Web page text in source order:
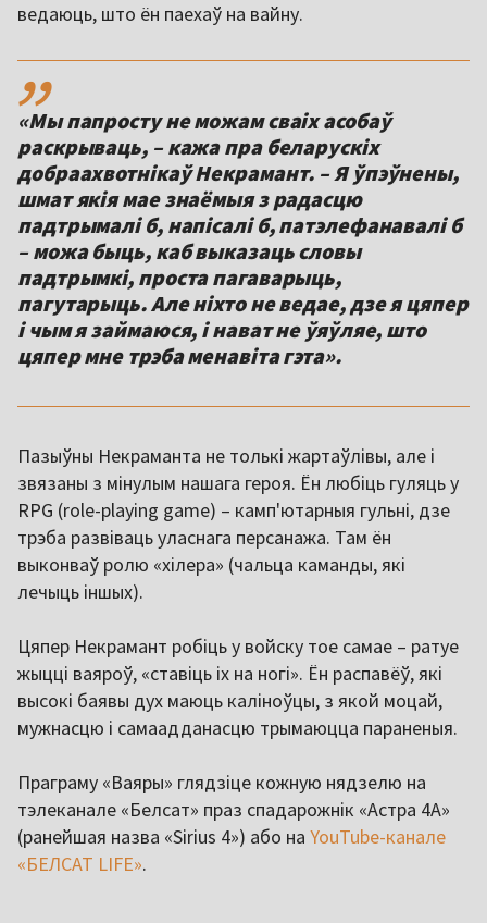
ведаюць, што ён паехаў на вайну.
,,
«Мы папросту не можам сваіх асобаў
раскрываць, – кажа пра беларускіх
добраахвотнікаў Некрамант. – Я ўпэўнены,
шмат якія мае знаёмыя з радасцю
падтрымалі б, напісалі б, патэлефанавалі б
– можа быць, каб выказаць словы
падтрымкі, проста пагаварыць,
пагутарыць. Але ніхто не ведае, дзе я цяпер
і чым я займаюся, і нават не ўяўляе, што
цяпер мне трэба менавіта гэта».
Пазыўны Некраманта не толькі жартаўлівы, але і
звязаны з мінулым нашага героя. Ён любіць гуляць у
RPG (role-playing game) – камп'ютарныя гульні, дзе
трэба развіваць уласнага персанажа. Там ён
выконваў ролю «хілера» (чальца каманды, які
лечыць іншых).
Цяпер Некрамант робіць у войску тое самае – ратуе
жыцці ваяроў, «ставіць іх на ногі». Ён распавёў, які
высокі баявы дух маюць каліноўцы, з якой моцай,
мужнасцю і самаадданасцю трымаюцца параненыя.
Праграму «Ваяры» глядзіце кожную нядзелю на
тэлеканале «Белсат» праз спадарожнік «Астра 4A»
(ранейшая назва «Sirius 4») або на YouTube-канале
«БЕЛСАТ LIFE».